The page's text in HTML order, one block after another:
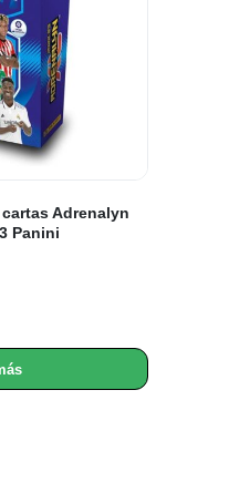
Adrenalyn
Panini